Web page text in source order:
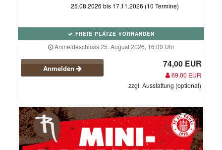
25.08.2026 bis 17.11.2026 (10 Termine)
FREIE PLÄTZE VORHANDEN
Anmeldeschluss 25. August 2026, 16:00 Uhr
Anmelden 74,00 EUR
69,00 EUR
zzgl. Ausstattung (optional)